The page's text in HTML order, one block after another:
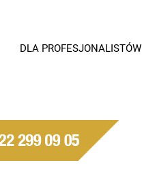
DLA PROFESJONALISTÓW